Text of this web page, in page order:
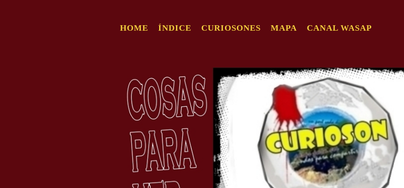
HOME ÍNDICE CURIOSONES MAPA CANAL WASAP